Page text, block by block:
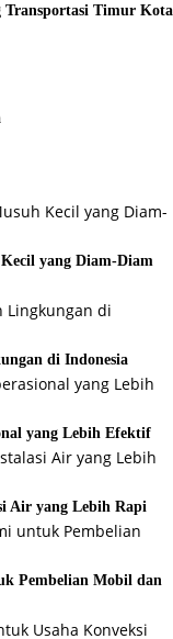
Transportasi Timur Kota
yang Diam-Diam
di Indonesia
yang Lebih Efektif
Air yang Lebih Rapi
Pembelian Mobil dan